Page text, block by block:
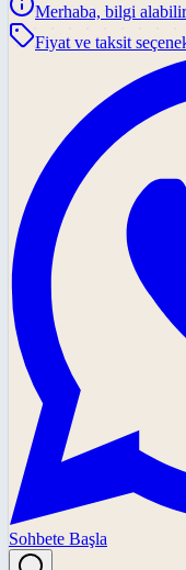
Merhaba, bilgi
Fiyat ve taksit
Sohbete Başla